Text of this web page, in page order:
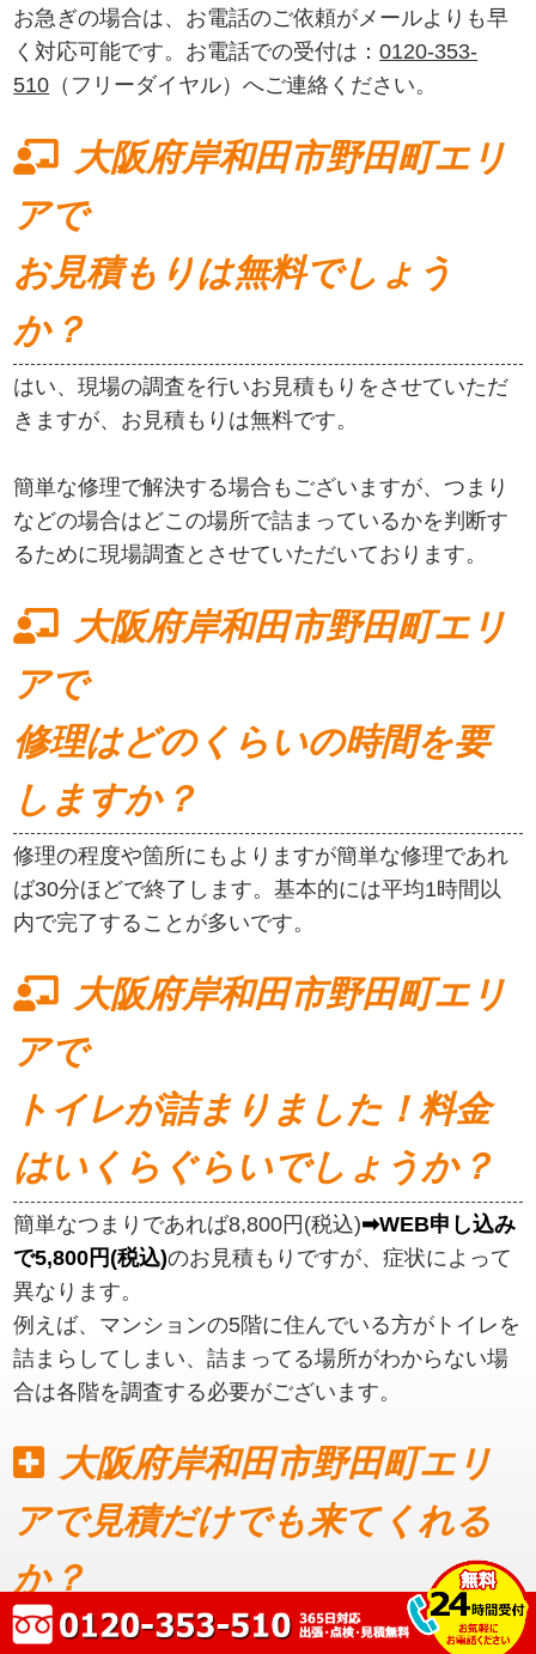
お急ぎの場合は、お電話のご依頼がメールよりも早
く対応可能です。お電話での受付は：0120-353-
510 （フリーダイヤル）へご連絡ください。
大阪府岸和田市野田町エリ
アで
お見積もりは無料でしょう
か？
はい、現場の調査を行いお見積もりをさせていただ
きますが、お見積もりは無料です。
簡単な修理で解決する場合もございますが、つまり
などの場合はどこの場所で詰まっているかを判断す
るために現場調査とさせていただいております。
大阪府岸和田市野田町エリ
アで
修理はどのくらいの時間を要
しますか？
修理の程度や箇所にもよりますが簡単な修理であれ
ば30分ほどで終了します。基本的には平均1時間以
内で完了することが多いです。
大阪府岸和田市野田町エリ
アで
トイレが詰まりました！料金
はいくらぐらいでしょうか？
簡単なつまりであれば8,800円(税込)➡WEB申し込み
で5,800円(税込)のお見積もりですが、症状によって
異なります。
例えば、マンションの5階に住んでいる方がトイレを
詰まらしてしまい、詰まってる場所がわからない場
合は各階を調査する必要がございます。
大阪府岸和田市野田町エリ
アで見積だけでも来てくれる
か？
見積もりだけでも可能です。